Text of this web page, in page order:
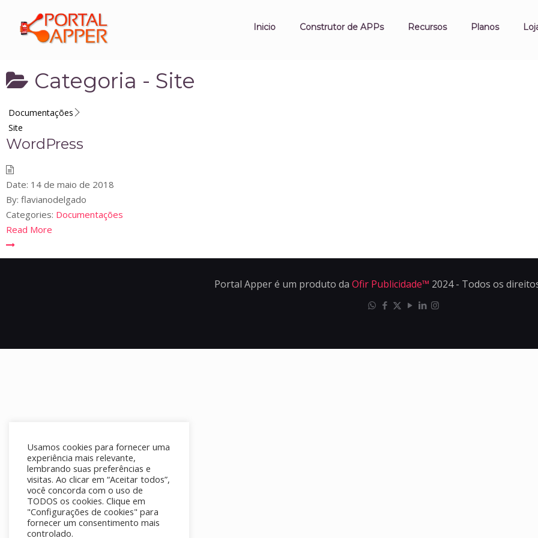
Inicio Construtor de APPs Recursos Planos
Categoria - Site
Documentações
Site
WordPress
Date: 14 de maio de 2018
By: flavianodelgado
Categories: Documentações
Read More
Portal Apper é um produto da Ofir Publicidade™ 2024 - Todos os
Usamos cookies para fornecer uma
experiência mais relevante,
lembrando suas preferências e
visitas. Ao clicar em “Aceitar todos”,
você concorda com o uso de
TODOS os cookies. Clique em
"Configurações de cookies" para
fornecer um consentimento mais
controlado.